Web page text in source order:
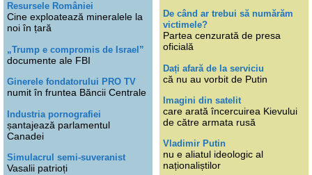
Resursele României
Cine exploatează mineralele la
noi în țară
„Trump e compromis de Israel”
documente ale FBI
Ginerele fondatorului PRO TV
numit în fruntea Băncii Centrale
Industria pornografiei
șantajează parlamentul
Canadei
Simulacrul semi-suveranist
Vasalii patrioți
De când ar trebui să numărăm
victimele?
Partea cenzurată de presa
oficială
Dați afară de la serviciu
că nu au vorbit de Putin
Imagini din satelit
care arată încercuirea Kievului
de către armata rusă
Vladimir Putin
nu e aliatul ideologic al
naționaliștilor